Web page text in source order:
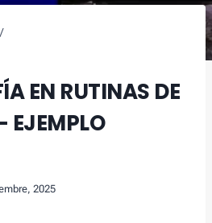
/
EN RUTINAS DE
EJEMPLO
2025